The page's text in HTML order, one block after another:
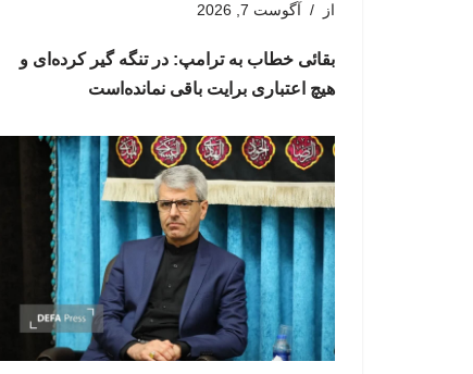
از آگوست 7, 2026
بقائی خطاب به ترامپ: در تنگه گیر کرده‌ای و
هیچ اعتباری برایت باقی نمانده‌است